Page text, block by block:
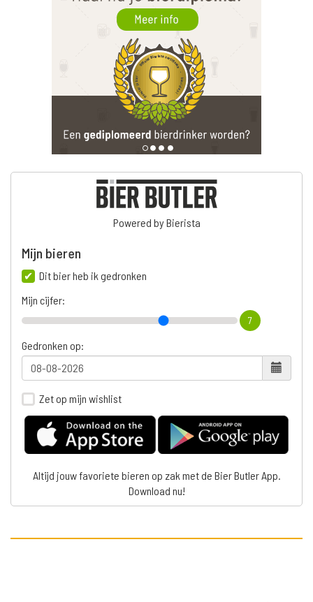
Powered by Bierista
Mijn bieren
Dit bier heb ik gedronken
Mijn cijfer:
7
Gedronken op:
Zet op mijn wishlist
Altijd jouw favoriete bieren op zak met de Bier Butler App.
Download nu!